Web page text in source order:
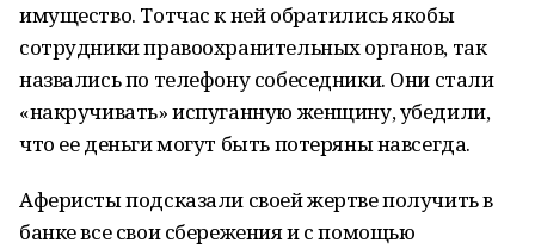
имущество. Тотчас к ней обратились якобы
сотрудники правоохранительных органов, так
назвались по телефону собеседники. Они стали
«накручивать» испуганную женщину, убедили,
что ее деньги могут быть потеряны навсегда.
Аферисты подсказали своей жертве получить в
банке все свои сбережения и с помощью